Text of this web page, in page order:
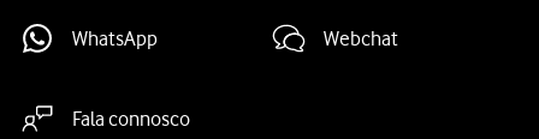
WhatsApp Webchat
Fala connosco